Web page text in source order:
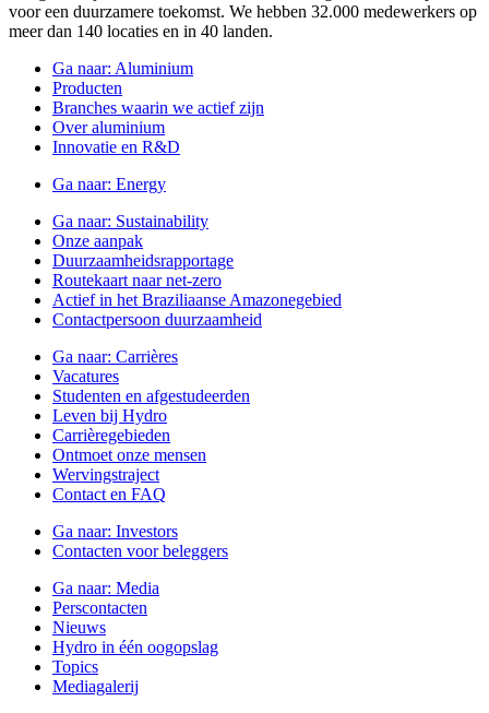
voor een duurzamere toekomst. We hebben 32.000 medewerkers op
meer dan 140 locaties en in 40 landen.
Ga naar: Aluminium
Producten
Branches waarin we actief zijn
Over aluminium
Innovatie en R&D
Ga naar: Energy
Ga naar: Sustainability
Onze aanpak
Duurzaamheidsrapportage
Routekaart naar net-zero
Actief in het Braziliaanse Amazonegebied
Contactpersoon duurzaamheid
Ga naar: Carrières
Vacatures
Studenten en afgestudeerden
Leven bij Hydro
Carrièregebieden
Ontmoet onze mensen
Wervingstraject
Contact en FAQ
Ga naar: Investors
Contacten voor beleggers
Ga naar: Media
Perscontacten
Nieuws
Hydro in één oogopslag
Topics
Mediagalerij